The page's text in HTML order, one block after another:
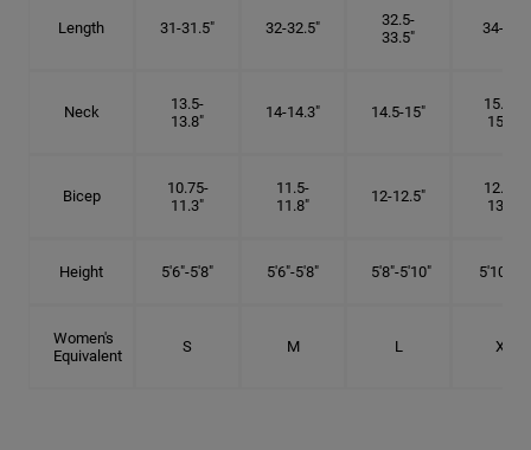
Length 31-31.5" 32-32.5"
32.5-
33.5"
34-35"
Neck
13.5-
13.8"
14-14.3" 14.5-15"
15.25-
15.5"
Bicep
10.75-
11.3"
11.5-
11.8"
12-12.5"
12.75-
13.3"
Height 5'6"-5'8" 5'6"-5'8" 5'8"-5'10" 5'10"- 6'
Women's
Equivalent
S M L XL